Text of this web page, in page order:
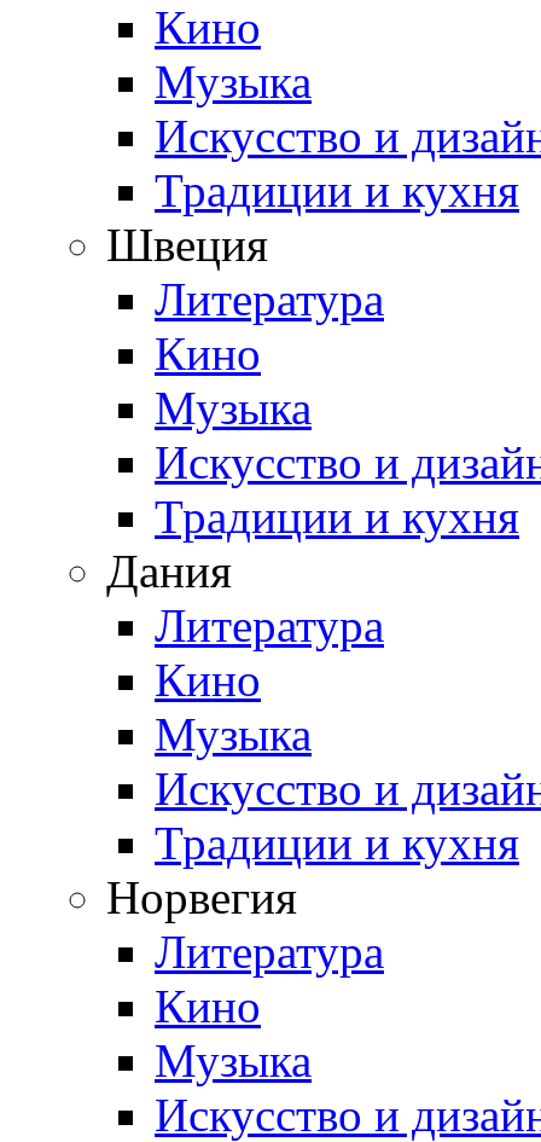
Кино
Музыка
Искусство и
Традиции и кухня
Швеция
Литература
Кино
Музыка
Искусство и
Традиции и кухня
Дания
Литература
Кино
Музыка
Искусство и
Традиции и кухня
Норвегия
Литература
Кино
Музыка
Искусство и